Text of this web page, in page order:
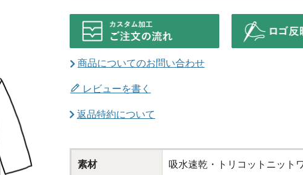
商品についてのお問い合わせ
レビューを書く
返品特約について
素材
吸水速乾・トリコットニット